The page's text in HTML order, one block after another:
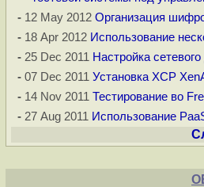
-12 May 2012 Организация
-18 Apr 2012 Использование
-25 Dec 2011
Настройка
-07 Dec 2011 Установка XCP
-14 Nov 2011 Тестирование во
-27 Aug 2011 Использование